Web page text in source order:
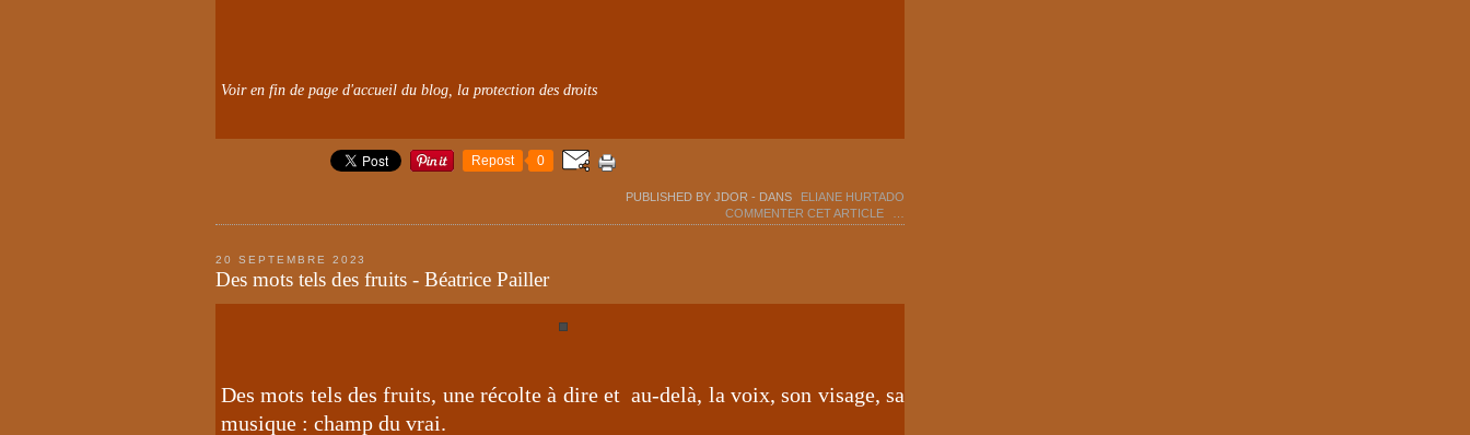
Voir en fin de page d'accueil du blog, la protection des droits
Repost 0
PUBLISHED BY JDOR - DANS
ELIANE HURTADO
COMMENTER CET ARTICLE
20 SEPTEMBRE 2023
Des mots tels des fruits - Béatrice Pailler
Des mots tels des fruits, une récolte à dire et au-delà, la voix, son visage, sa
musique : champ du vrai.